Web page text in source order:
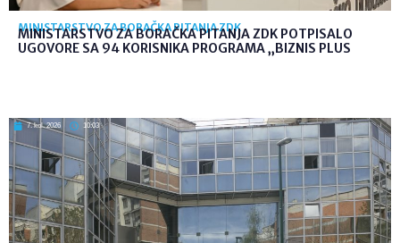
MINISTARSTVO ZA BORAČKA PITANJA ZDK
MINISTARSTVO ZA BORAČKA PITANJA ZDK POTPISALO
UGOVORE SA 94 KORISNIKA PROGRAMA „BIZNIS PLUS
7. kol. 2026 10:03